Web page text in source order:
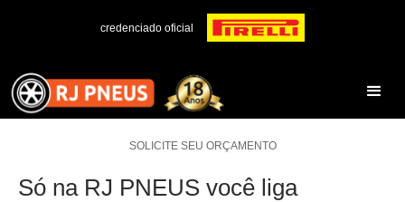
credenciado oficial
SOLICITE SEU ORÇAMENTO
Só na RJ PNEUS você liga